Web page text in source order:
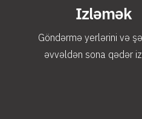
Izləmək
Göndərmə yerlərini və
əvvəldən sona qədər